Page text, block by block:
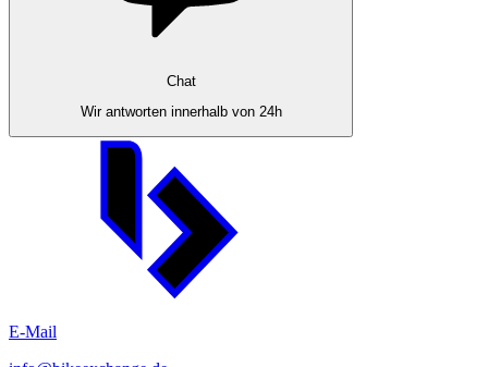
Chat
Wir antworten innerhalb von 24h
E-Mail